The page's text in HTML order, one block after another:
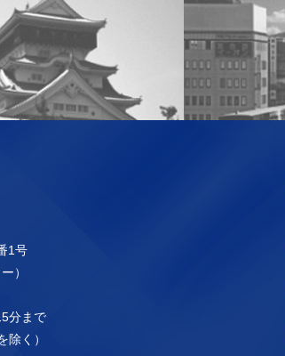
1号
）
分まで
除く）